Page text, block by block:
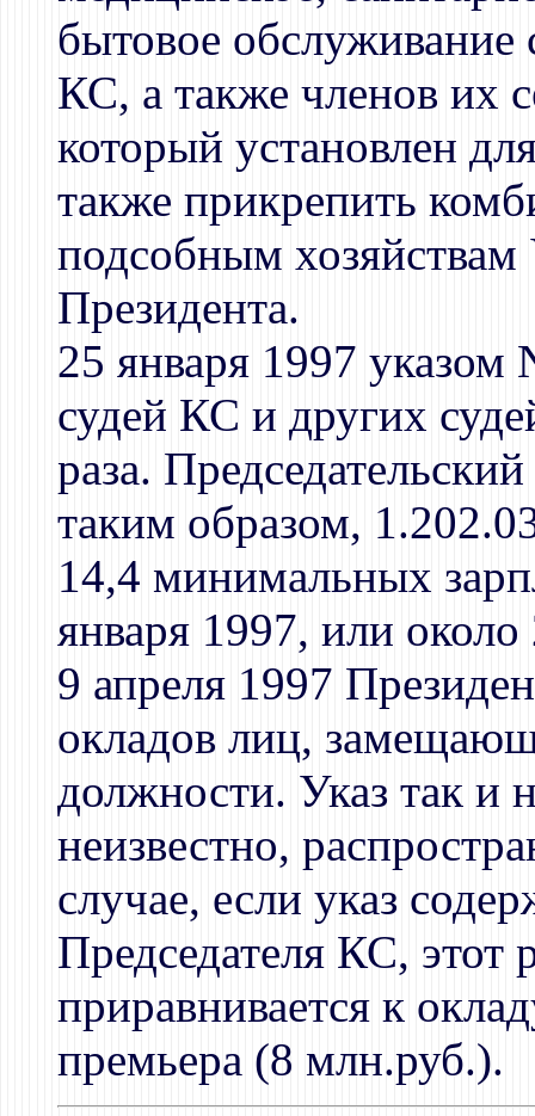
бытовое обслуживание
КС, а также членов их
который установлен
также прикрепить
подсобным
Президента.
25 января 1997
судей КС и других
раза.
таким образом,
14,4 минимальных
января 1997, или
9 апреля 1997
окладов лиц,
должности. Указ так и
неизвестно,
случае, если указ
Председателя КС, этот
приравнивается к
премьера (8 млн.руб.).